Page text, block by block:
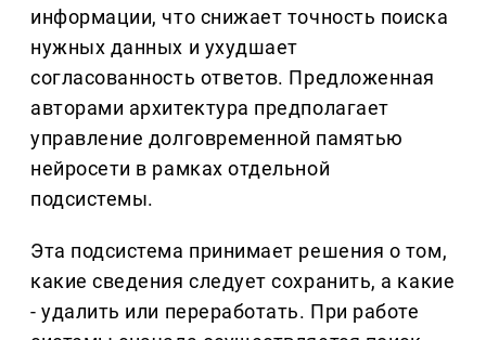
информации, что снижает точность поиска
нужных данных и ухудшает
согласованность ответов. Предложенная
авторами архитектура предполагает
управление долговременной памятью
нейросети в рамках отдельной
подсистемы.
Эта подсистема принимает решения о том,
какие сведения следует сохранить, а какие
- удалить или переработать. При работе